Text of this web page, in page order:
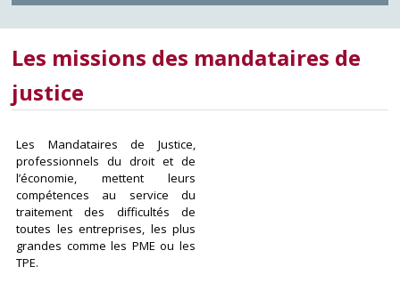
Les missions des mandataires de
justice
Les Mandataires de Justice,
professionnels du droit et de
l’économie, mettent leurs
compétences au service du
traitement des difficultés de
toutes les entreprises, les plus
grandes comme les PME ou les
TPE.